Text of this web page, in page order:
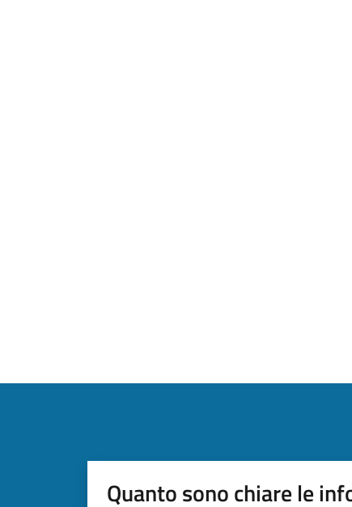
Quanto sono chiare le